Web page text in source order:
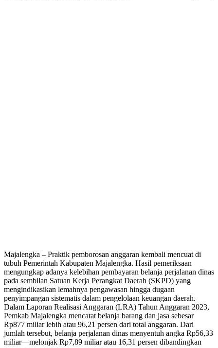
Majalengka – Praktik pemborosan anggaran kembali mencuat di
tubuh Pemerintah Kabupaten Majalengka. Hasil pemeriksaan
mengungkap adanya kelebihan pembayaran belanja perjalanan dinas
pada sembilan Satuan Kerja Perangkat Daerah (SKPD) yang
mengindikasikan lemahnya pengawasan hingga dugaan
penyimpangan sistematis dalam pengelolaan keuangan daerah.
Dalam Laporan Realisasi Anggaran (LRA) Tahun Anggaran 2023,
Pemkab Majalengka mencatat belanja barang dan jasa sebesar
Rp877 miliar lebih atau 96,21 persen dari total anggaran. Dari
jumlah tersebut, belanja perjalanan dinas menyentuh angka Rp56,33
miliar—melonjak Rp7,89 miliar atau 16,31 persen dibandingkan